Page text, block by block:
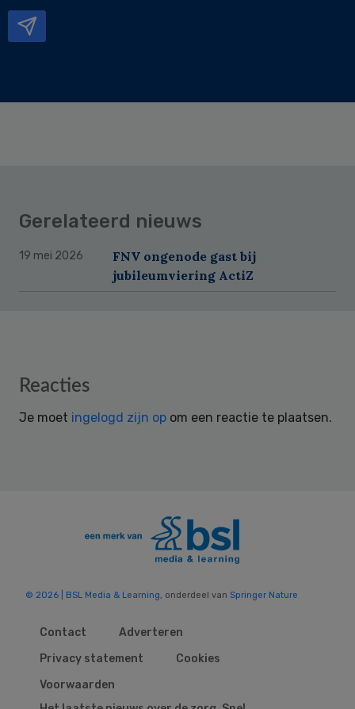
Gerelateerd nieuws
19 mei 2026
FNV ongenode gast bij
jubileumviering ActiZ
Reader
Reacties
Je moet ingelogd zijn op om een reactie te plaatsen.
© 2026 | BSL Media & Learning , onderdeel van Springer Nature
Contact
Adverteren
Privacy statement
Cookies
Voorwaarden